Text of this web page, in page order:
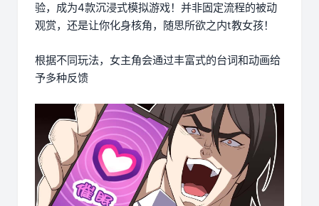
验，成为4款沉浸式模拟游戏！并非固定流程的被动
观赏，还是让你化身核角，随思所欲之内t教女孩！
根据不同玩法，女主角会通过丰富式的台词和动画给
予多种反馈